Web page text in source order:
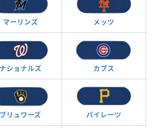
マーリンズ メッツ
ナショナルズ カブス
ブリュワーズ パイレーツ